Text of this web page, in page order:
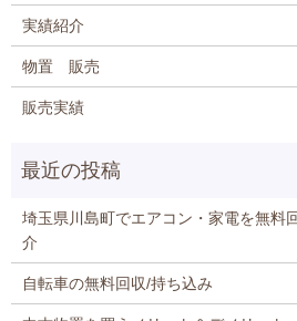
実績紹介
物置 販売
販売実績
埼玉県川島町でエアコン・家電を無料
介
自転車の無料回収/持ち込み